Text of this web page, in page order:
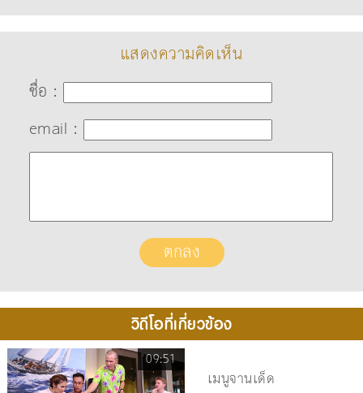
แสดงความคิดเห็น
ชื่อ :
email :
วิดีโอที่เกี่ยวข้อง
09:51
เมนูจานเด็ด